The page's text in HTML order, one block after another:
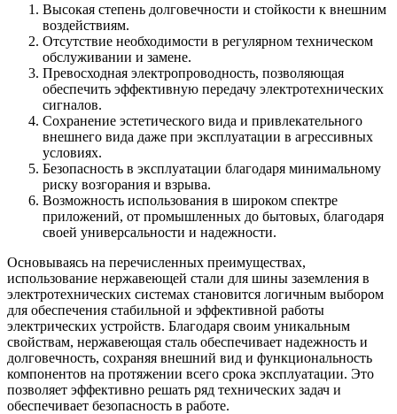
Высокая степень долговечности и стойкости к внешним
воздействиям.
Отсутствие необходимости в регулярном техническом
обслуживании и замене.
Превосходная электропроводность, позволяющая
обеспечить эффективную передачу электротехнических
сигналов.
Сохранение эстетического вида и привлекательного
внешнего вида даже при эксплуатации в агрессивных
условиях.
Безопасность в эксплуатации благодаря минимальному
риску возгорания и взрыва.
Возможность использования в широком спектре
приложений, от промышленных до бытовых, благодаря
своей универсальности и надежности.
Основываясь на перечисленных преимуществах,
использование нержавеющей стали для шины заземления в
электротехнических системах становится логичным выбором
для обеспечения стабильной и эффективной работы
электрических устройств. Благодаря своим уникальным
свойствам, нержавеющая сталь обеспечивает надежность и
долговечность, сохраняя внешний вид и функциональность
компонентов на протяжении всего срока эксплуатации. Это
позволяет эффективно решать ряд технических задач и
обеспечивает безопасность в работе.